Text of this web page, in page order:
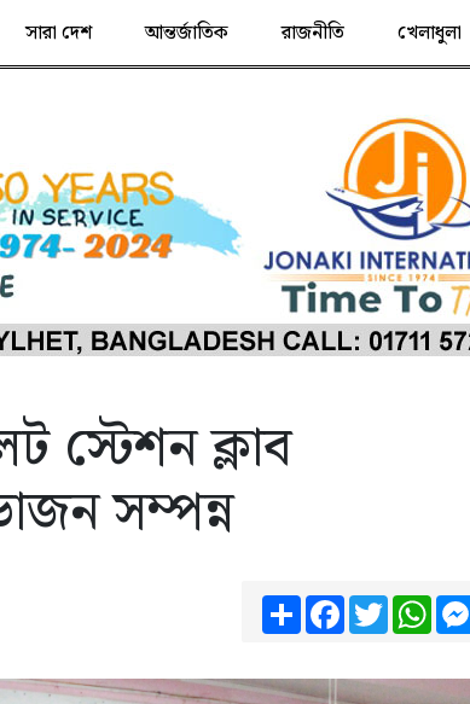
সারা দেশ আন্তর্জাতিক রাজনীতি খেলাধুলা
স্টেশন ক্লাব
সম্পন্ন
ShareFacebook
Twitter